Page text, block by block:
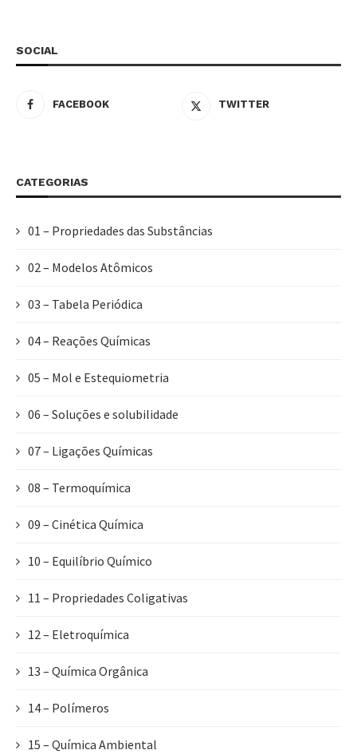
SOCIAL
FACEBOOK TWITTER
CATEGORIAS
01 – Propriedades das Substâncias
02 – Modelos Atômicos
03 – Tabela Periódica
04 – Reações Químicas
05 – Mol e Estequiometria
06 – Soluções e solubilidade
07 – Ligações Químicas
08 – Termoquímica
09 – Cinética Química
10 – Equilíbrio Químico
11 – Propriedades Coligativas
12 – Eletroquímica
13 – Química Orgânica
14 – Polímeros
15 – Química Ambiental